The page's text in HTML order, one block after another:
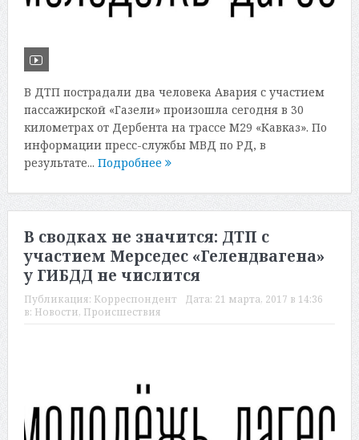
В ДТП пострадали два человека Авария с участием
пассажирской «Газели» произошла сегодня в 30
километрах от Дербента на трассе М29 «Кавказ». По
информации пресс-службы МВД по РД, в
результате... Подробнее
В сводках не значится: ДТП с
участием Мерседес «Гелендвагена»
у ГИБДД не числится
Публикация: Корреспондент Дата: 21 марта, 2017 в 14:36
в: Новости, Происшествия